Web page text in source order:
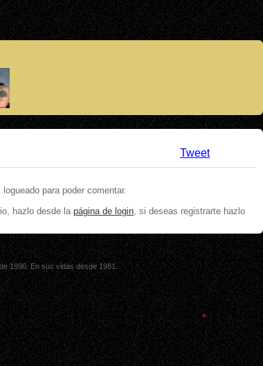
Tweet
para poder comentar.
hazlo desde la página de login, si deseas registrarte hazlo
1996. En sus vidas desde 1981.
*